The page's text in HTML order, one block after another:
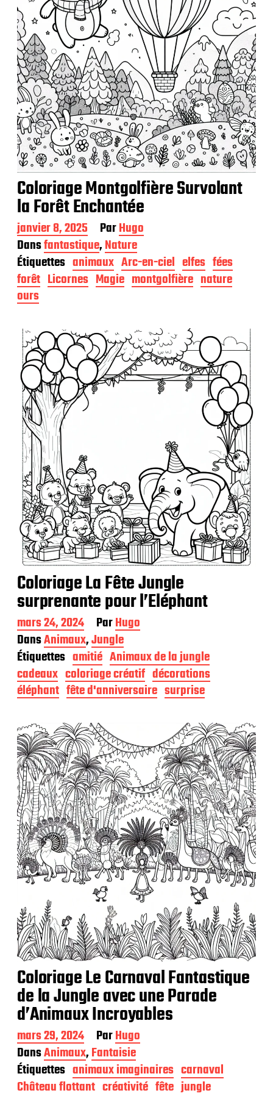
Coloriage Montgolfière Survolant
la Forêt Enchantée
D
a
t
e
d
e
p
b
a
o
n
janvier 8, 2025 ParHugo
Dansfantastique,Nature
Étiquettes animaux Arc-en-ciel elfes fées
forêt Licornes Magie montgolfière nature
ours
Coloriage La Fête Jungle
surprenante pour l’Eléphant
D
a
t
e
d
e
p
l
i
c
a
t
i
o
n
mars 24, 2024 ParHugo
DansAnimaux,Jungle
Étiquettes amitié Animaux de la jungle
cadeaux coloriage créatif décorations
éléphant fête d'anniversaire surprise
Coloriage Le Carnaval Fantastique
de la Jungle avec une Parade
d’Animaux Incroyables
D
a
t
e
d
mars 29, 2024 ParHugo
DansAnimaux,Fantaisie
Étiquettes animaux imaginaires carnaval
Château flottant créativité fête jungle